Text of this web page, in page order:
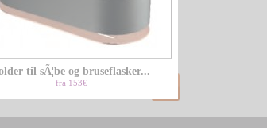
til sÃ¦be og bruseflasker...
fra 153€